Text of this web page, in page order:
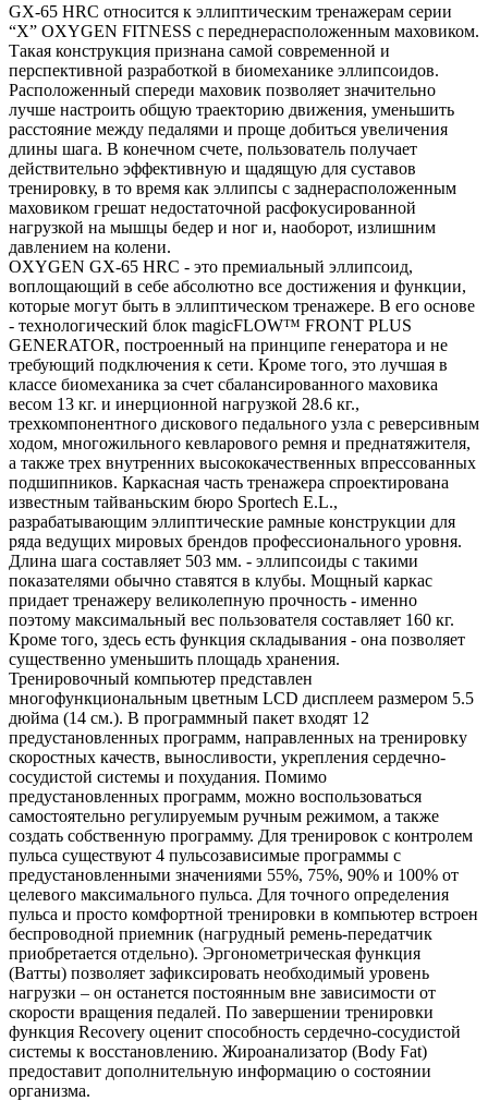
GX-65 HRC относится к эллиптическим тренажерам серии
“X” OXYGEN FITNESS с переднерасположенным маховиком.
Такая конструкция признана самой современной и
перспективной разработкой в биомеханике эллипсоидов.
Расположенный спереди маховик позволяет значительно
лучше настроить общую траекторию движения, уменьшить
расстояние между педалями и проще добиться увеличения
длины шага. В конечном счете, пользователь получает
действительно эффективную и щадящую для суставов
тренировку, в то время как эллипсы с заднерасположенным
маховиком грешат недостаточной расфокусированной
нагрузкой на мышцы бедер и ног и, наоборот, излишним
давлением на колени.
OXYGEN GX-65 HRC - это премиальный эллипсоид,
воплощающий в себе абсолютно все достижения и функции,
которые могут быть в эллиптическом тренажере. В его основе
- технологический блок magicFLOW™ FRONT PLUS
GENERATOR, построенный на принципе генератора и не
требующий подключения к сети. Кроме того, это лучшая в
классе биомеханика за счет сбалансированного маховика
весом 13 кг. и инерционной нагрузкой 28.6 кг.,
трехкомпонентного дискового педального узла с реверсивным
ходом, многожильного кевларового ремня и преднатяжителя,
а также трех внутренних высококачественных впрессованных
подшипников. Каркасная часть тренажера спроектирована
известным тайваньским бюро Sportech E.L.,
разрабатывающим эллиптические рамные конструкции для
ряда ведущих мировых брендов профессионального уровня.
Длина шага составляет 503 мм. - эллипсоиды с такими
показателями обычно ставятся в клубы. Мощный каркас
придает тренажеру великолепную прочность - именно
поэтому максимальный вес пользователя составляет 160 кг.
Кроме того, здесь есть функция складывания - она позволяет
существенно уменьшить площадь хранения.
Тренировочный компьютер представлен
многофункциональным цветным LCD дисплеем размером 5.5
дюйма (14 см.). В программный пакет входят 12
предустановленных программ, направленных на тренировку
скоростных качеств, выносливости, укрепления сердечно-
сосудистой системы и похудания. Помимо
предустановленных программ, можно воспользоваться
самостоятельно регулируемым ручным режимом, а также
создать собственную программу. Для тренировок с контролем
пульса существуют 4 пульсозависимые программы с
предустановленными значениями 55%, 75%, 90% и 100% от
целевого максимального пульса. Для точного определения
пульса и просто комфортной тренировки в компьютер встроен
беспроводной приемник (нагрудный ремень-передатчик
приобретается отдельно). Эргонометрическая функция
(Ватты) позволяет зафиксировать необходимый уровень
нагрузки – он останется постоянным вне зависимости от
скорости вращения педалей. По завершении тренировки
функция Recovery оценит способность сердечно-сосудистой
системы к восстановлению. Жироанализатор (Body Fat)
предоставит дополнительную информацию o состоянии
организма.